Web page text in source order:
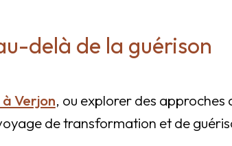
delà de la guérison
Verjon, ou explorer des
de transformation et de